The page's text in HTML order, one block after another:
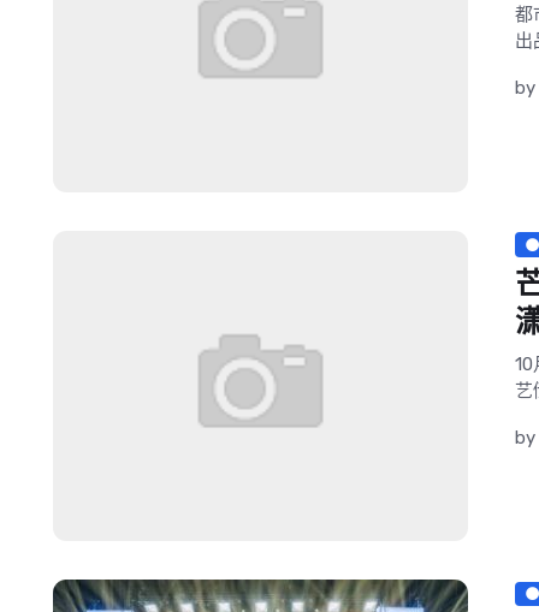
都
出
by
艺
by